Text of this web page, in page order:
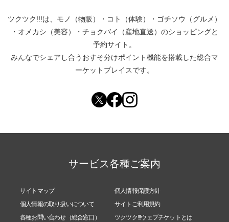
ツクツク!!!は、 モノ（物販） ・ コト（体験） ・ ゴチソウ（グルメ）
・ オメカシ（美容） ・ チョクバイ（産地直送） のショッピングと
予約サイト。
みんなでシェアし合う おすそ分けポイント機能を搭載した総合マ
ーケットプレイスです。
サービス各種ご案内
サイトマップ
個人情報保護方針
個人情報の取り扱いについて
サイトご利用規約
各種お問い合わせ（総合窓口）
ツクツク!!!ウェブチケットとは